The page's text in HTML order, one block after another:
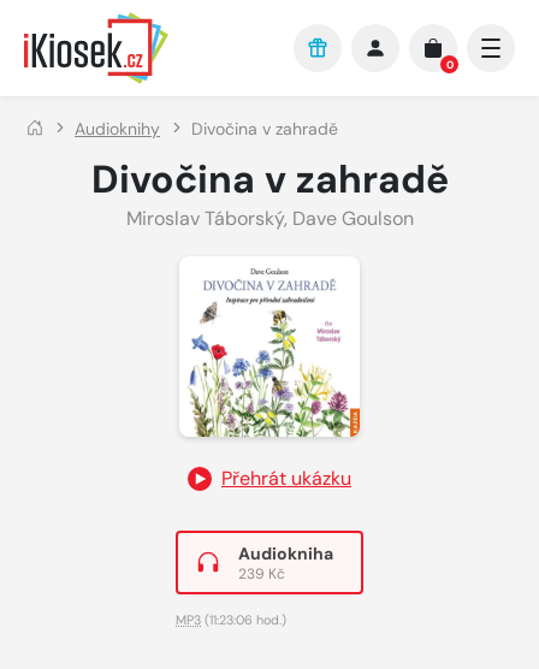
Přejít na hlavní obsah
0
Audioknihy Divočina v zahradě
Divočina v zahradě
Miroslav Táborský, Dave Goulson
Přehrát ukázku
Audiokniha
239 Kč
MP3 (11:23:06 hod.)